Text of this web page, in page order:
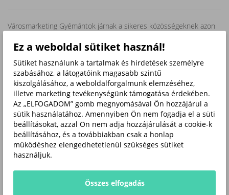
Városmarketing Gyémántok járnak a sikeres közösségeknek azon
élni, élmény vendégként megérkezni, inspiráló vállalkozni, ahol jók a
rendezvények, erős az identitás, okosak a projektek.
Ha nálatok is megvalósultak eredményes, „márkaépítő”
városmarketing projektek, kommunikációs programok a
városarculat, az események, rendezvények támogatása, a lakosság,
a vállalkozások, a turisták megnyerése érdekében – itt az idő, hogy
megmutassátok!
Nevezzetek a Magyar Marketing Szövetség Városmarketing
Gyémánt Díjára és szerezzetek sok szakmai elismerést, jobb
láthatóságot és új lendületet a közösségnek!
2025. december 8-án 13:00-kor kezdődő workshopunkra a
Ez a weboldal sütiket használ!
Sütiket használunk a tartalmak és hirdetések személyre
szabásához, a látogatóink magasabb szintű
kiszolgálásához, a weboldalforgalmunk elemzéséhez,
illetve marketing tevékenységünk támogatása érdekében.
Az „ELFOGADOM” gomb megnyomásával Ön hozzájárul a
sütik használatához. Amennyiben Ön nem fogadja el a süti
beállításokat, azzal Ön nem adja hozzájárulását a cookie-k
beállításához, és a továbbiakban csak a honlap
működéshez elengedhetetlenül szükséges sütiket
használjuk.
Összes elfogadás